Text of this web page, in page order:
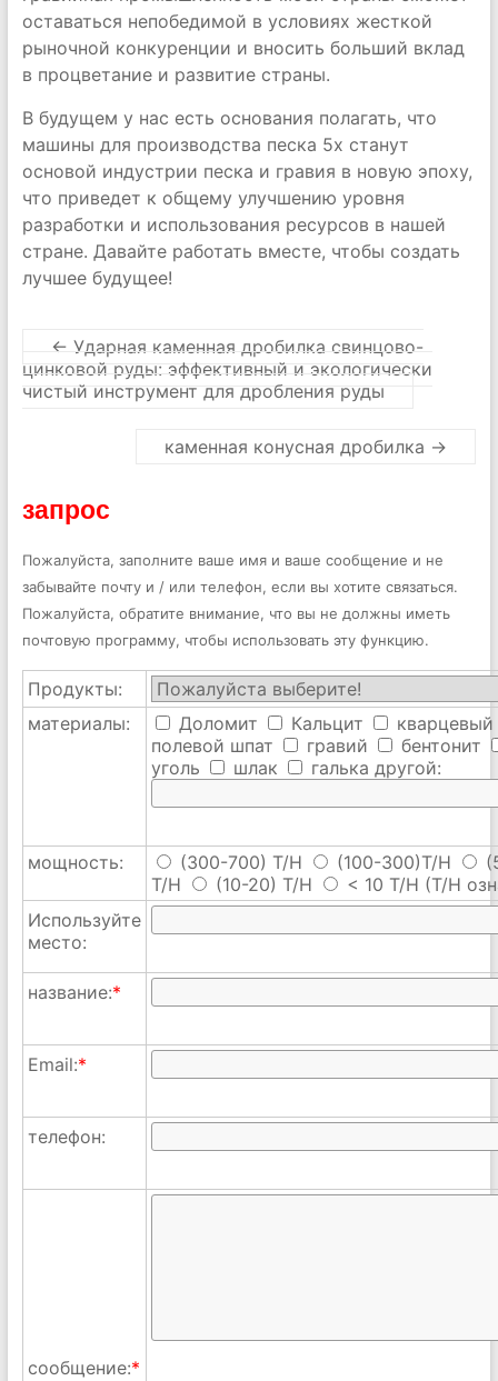
оставаться непобедимой в условиях жесткой
рыночной конкуренции и вносить больший вклад
в процветание и развитие страны.
В будущем у нас есть основания полагать, что
машины для производства песка 5x станут
основой индустрии песка и гравия в новую эпоху,
что приведет к общему улучшению уровня
разработки и использования ресурсов в нашей
стране. Давайте работать вместе, чтобы создать
лучшее будущее!
← Ударная каменная дробилка свинцово-
цинковой руды: эффективный и экологически
чистый инструмент для дробления руды
каменная конусная дробилка →
запрос
Пожалуйста, заполните ваше имя и ваше сообщение и не
забывайте почту и / или телефон, если вы хотите связаться.
Пожалуйста, обратите внимание, что вы не должны иметь
почтовую программу, чтобы использовать эту функцию.
Продукты:
материалы:
Доломит Кальцит
кварцевый
полевой шпат
гравий
бентонит
уголь
шлак галька другой:
мощность: (300-700) T/H (100-300)T/H
T/H
(10-20) T/H < 10 T/H (T/H
Используйте
место:
название:*
Email:*
телефон:
сообщение:*